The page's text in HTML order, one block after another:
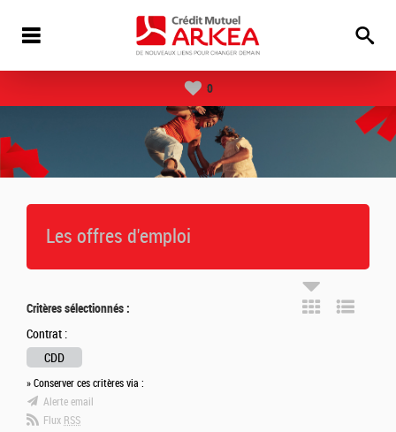
0
Les offres d'emploi
Critères sélectionnés :
Contrat :
CDD
» Conserver ces critères via :
Alerte email
Flux RSS